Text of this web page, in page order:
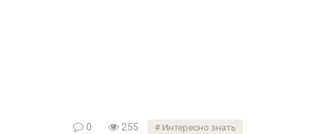
0 255 Интересно знать